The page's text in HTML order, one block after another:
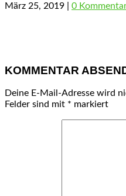
März 25, 2019 0
KOMMENTAR
Deine E-Mail-Adresse wird
Felder sind mit * markiert